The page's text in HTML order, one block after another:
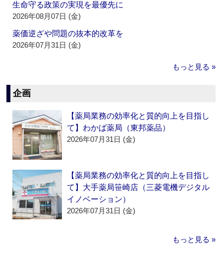
生命守る政策の実現を最優先に
2026年08月07日 (金)
薬価逆ざや問題の抜本的改革を
2026年07月31日 (金)
もっと見る »
企画
【薬局業務の効率化と質的向上を目指し
て】わかば薬局（東邦薬品）
2026年07月31日 (金)
【薬局業務の効率化と質的向上を目指し
て】大手薬局笹崎店（三菱電機デジタル
イノベーション）
2026年07月31日 (金)
もっと見る »